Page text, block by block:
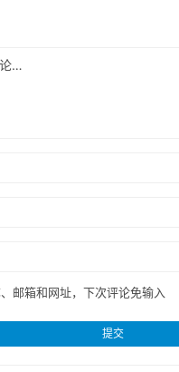
邮箱和网址，下次评论免输入
提交